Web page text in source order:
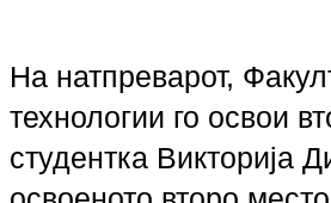
На натпреварот,
технологии го освои
студентка Викторија